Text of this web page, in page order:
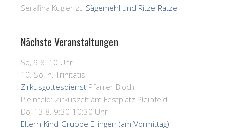
Serafina Kugler zu Sägemehl und Ritze-Ratze
Nächste Veranstaltungen
So, 9.8. 10 Uhr
10. So. n. Trinitatis
Zirkusgottesdienst Pfarrer Bloch
Pleinfeld: Zirkuszelt am Festplatz Pleinfeld
Do, 13.8. 9:30-10:30 Uhr
Eltern-Kind-Gruppe Ellingen (am Vormittag)